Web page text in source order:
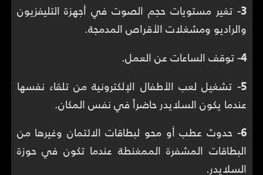
3- تغير مستويات حجم الصوت في أجهزة التليفزيون
والراديو ومشغلات الأقراص المدمجة.
4- توقف الساعات عن العمل.
5- تشغيل لعب الأطفال الإلكترونية من تلقاء نفسها
عندما يكون السلايدر حاضراً في نفس المكان.
6- حدوث عطب أو محو لبطاقات الائتمان وغيرها من
البطاقات المشفرة الممغنطة عندما تكون في حوزة
السلايدر.